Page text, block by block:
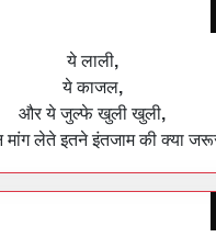
ये लाली,
ये काजल,
और ये जुल्फे खुली खुली,
मांग लेते इतने इंतजाम की क्या